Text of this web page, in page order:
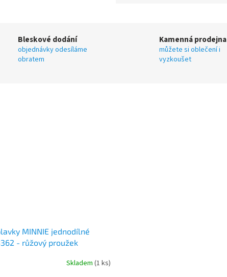
Bleskové dodání
objednávky odesíláme
obratem
Kamenná prodejna
můžete si oblečení i
vyzkoušet
MINNIE jednodílné
- růžový proužek
Skladem (1 ks)